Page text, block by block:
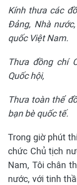
Kính thưa các
Đảng, Nhà nước
quốc Việt Nam.
Thưa đồng chí
Quốc hội,
Thưa toàn thể
bạn bè quốc tế.
Trong giờ phút
chức Chủ tịch
Nam, Tôi chân
nước, với tinh